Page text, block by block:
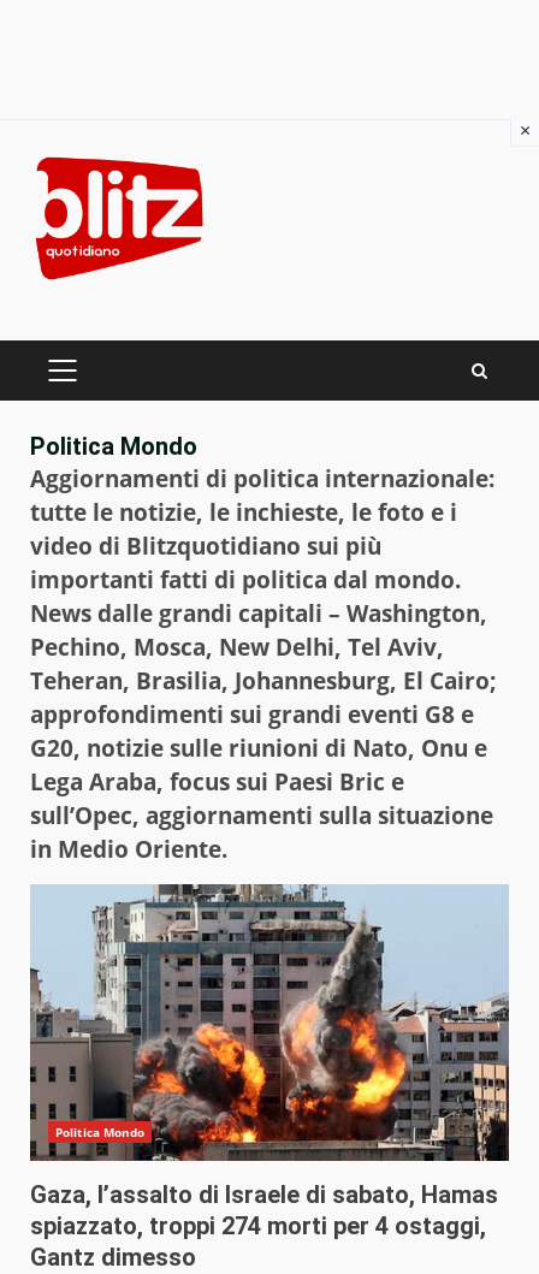
content
PRIMARY
Politica Mondo
Aggiornamenti di politica internazionale:
tutte le notizie, le inchieste, le foto e i
video di Blitzquotidiano sui più
importanti fatti di politica dal mondo.
News dalle grandi capitali – Washington,
Pechino, Mosca, New Delhi, Tel Aviv,
Teheran, Brasilia, Johannesburg, El Cairo;
approfondimenti sui grandi eventi G8 e
G20, notizie sulle riunioni di Nato, Onu e
Lega Araba, focus sui Paesi Bric e
sull’Opec, aggiornamenti sulla situazione
in Medio Oriente.
Politica Mondo
Gaza, l’assalto di Israele di sabato, Hamas
spiazzato, troppi 274 morti per 4 ostaggi,
Gantz dimesso
×